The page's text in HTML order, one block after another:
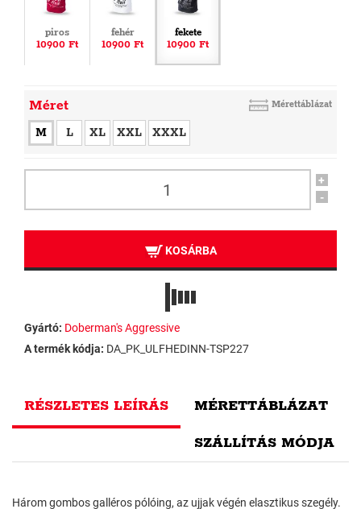
piros
10900 Ft
fehér
10900 Ft
fekete
10900 Ft
Méret Mérettáblázat
M L XL XXL XXXL
+
-
KOSÁRBA
Gyártó: Doberman's Aggressive
A termék kódja: DA_PK_ULFHEDINN-TSP227
RÉSZLETES LEÍRÁS MÉRETTÁBLÁZAT
SZÁLLÍTÁS MÓDJA
Három gombos galléros pólóing, az ujjak végén elasztikus szegély.